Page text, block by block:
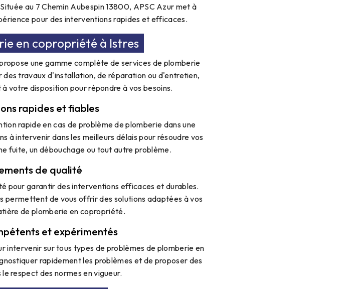
au 7 Chemin Aubespin 13800, APSC Azur met à
pour des interventions rapides et efficaces.
en copropriété à Istres
une gamme complète de services de plomberie
travaux d'installation, de réparation ou d'entretien,
votre disposition pour répondre à vos besoins.
rapides et fiables
rapide en cas de problème de plomberie dans une
à intervenir dans les meilleurs délais pour résoudre vos
fuite, un débouchage ou tout autre problème.
de qualité
pour garantir des interventions efficaces et durables.
permettent de vous offrir des solutions adaptées à vos
de plomberie en copropriété.
et expérimentés
intervenir sur tous types de problèmes de plomberie en
rapidement les problèmes et de proposer des
respect des normes en vigueur.